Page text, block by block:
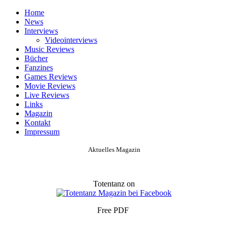
Home
News
Interviews
Videointerviews
Music Reviews
Bücher
Fanzines
Games Reviews
Movie Reviews
Live Reviews
Links
Magazin
Kontakt
Impressum
Aktuelles Magazin
Totentanz on
Free PDF